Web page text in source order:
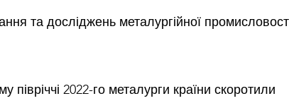
та досліджень металургійної
2022-го металурги країни скоротили